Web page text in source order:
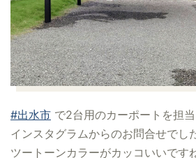
#出水市 で2台用のカーポートを担当
インスタグラムからのお問合せでし
ツートーンカラーがカッコいいです